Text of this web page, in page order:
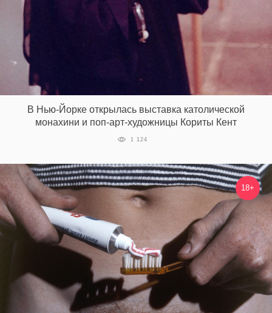
В Нью-Йорке открылась выставка католической
монахини и поп-арт-художницы Кориты Кент
1 124
18+